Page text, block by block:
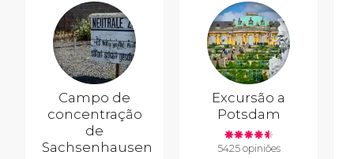
Campo de
concentração
de
Sachsenhausen
Excursão a
Potsdam
5425 opiniões